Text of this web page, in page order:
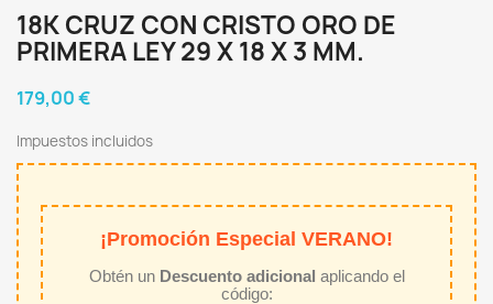
18K CRUZ CON CRISTO ORO DE
PRIMERA LEY 29 X 18 X 3 MM.
179,00 €
Impuestos incluidos
¡Promoción Especial VERANO!
Obtén un Descuento adicional aplicando el
código: